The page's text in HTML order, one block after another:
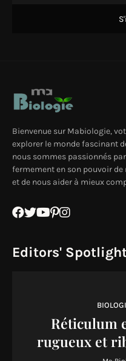
Bienvenue sur Mabiologie,
explorer le monde fascinant
nous sommes passionnés
fermement en son pouvoir
et de nous aider à mieux
Editors'
Réticulum
rugueux et